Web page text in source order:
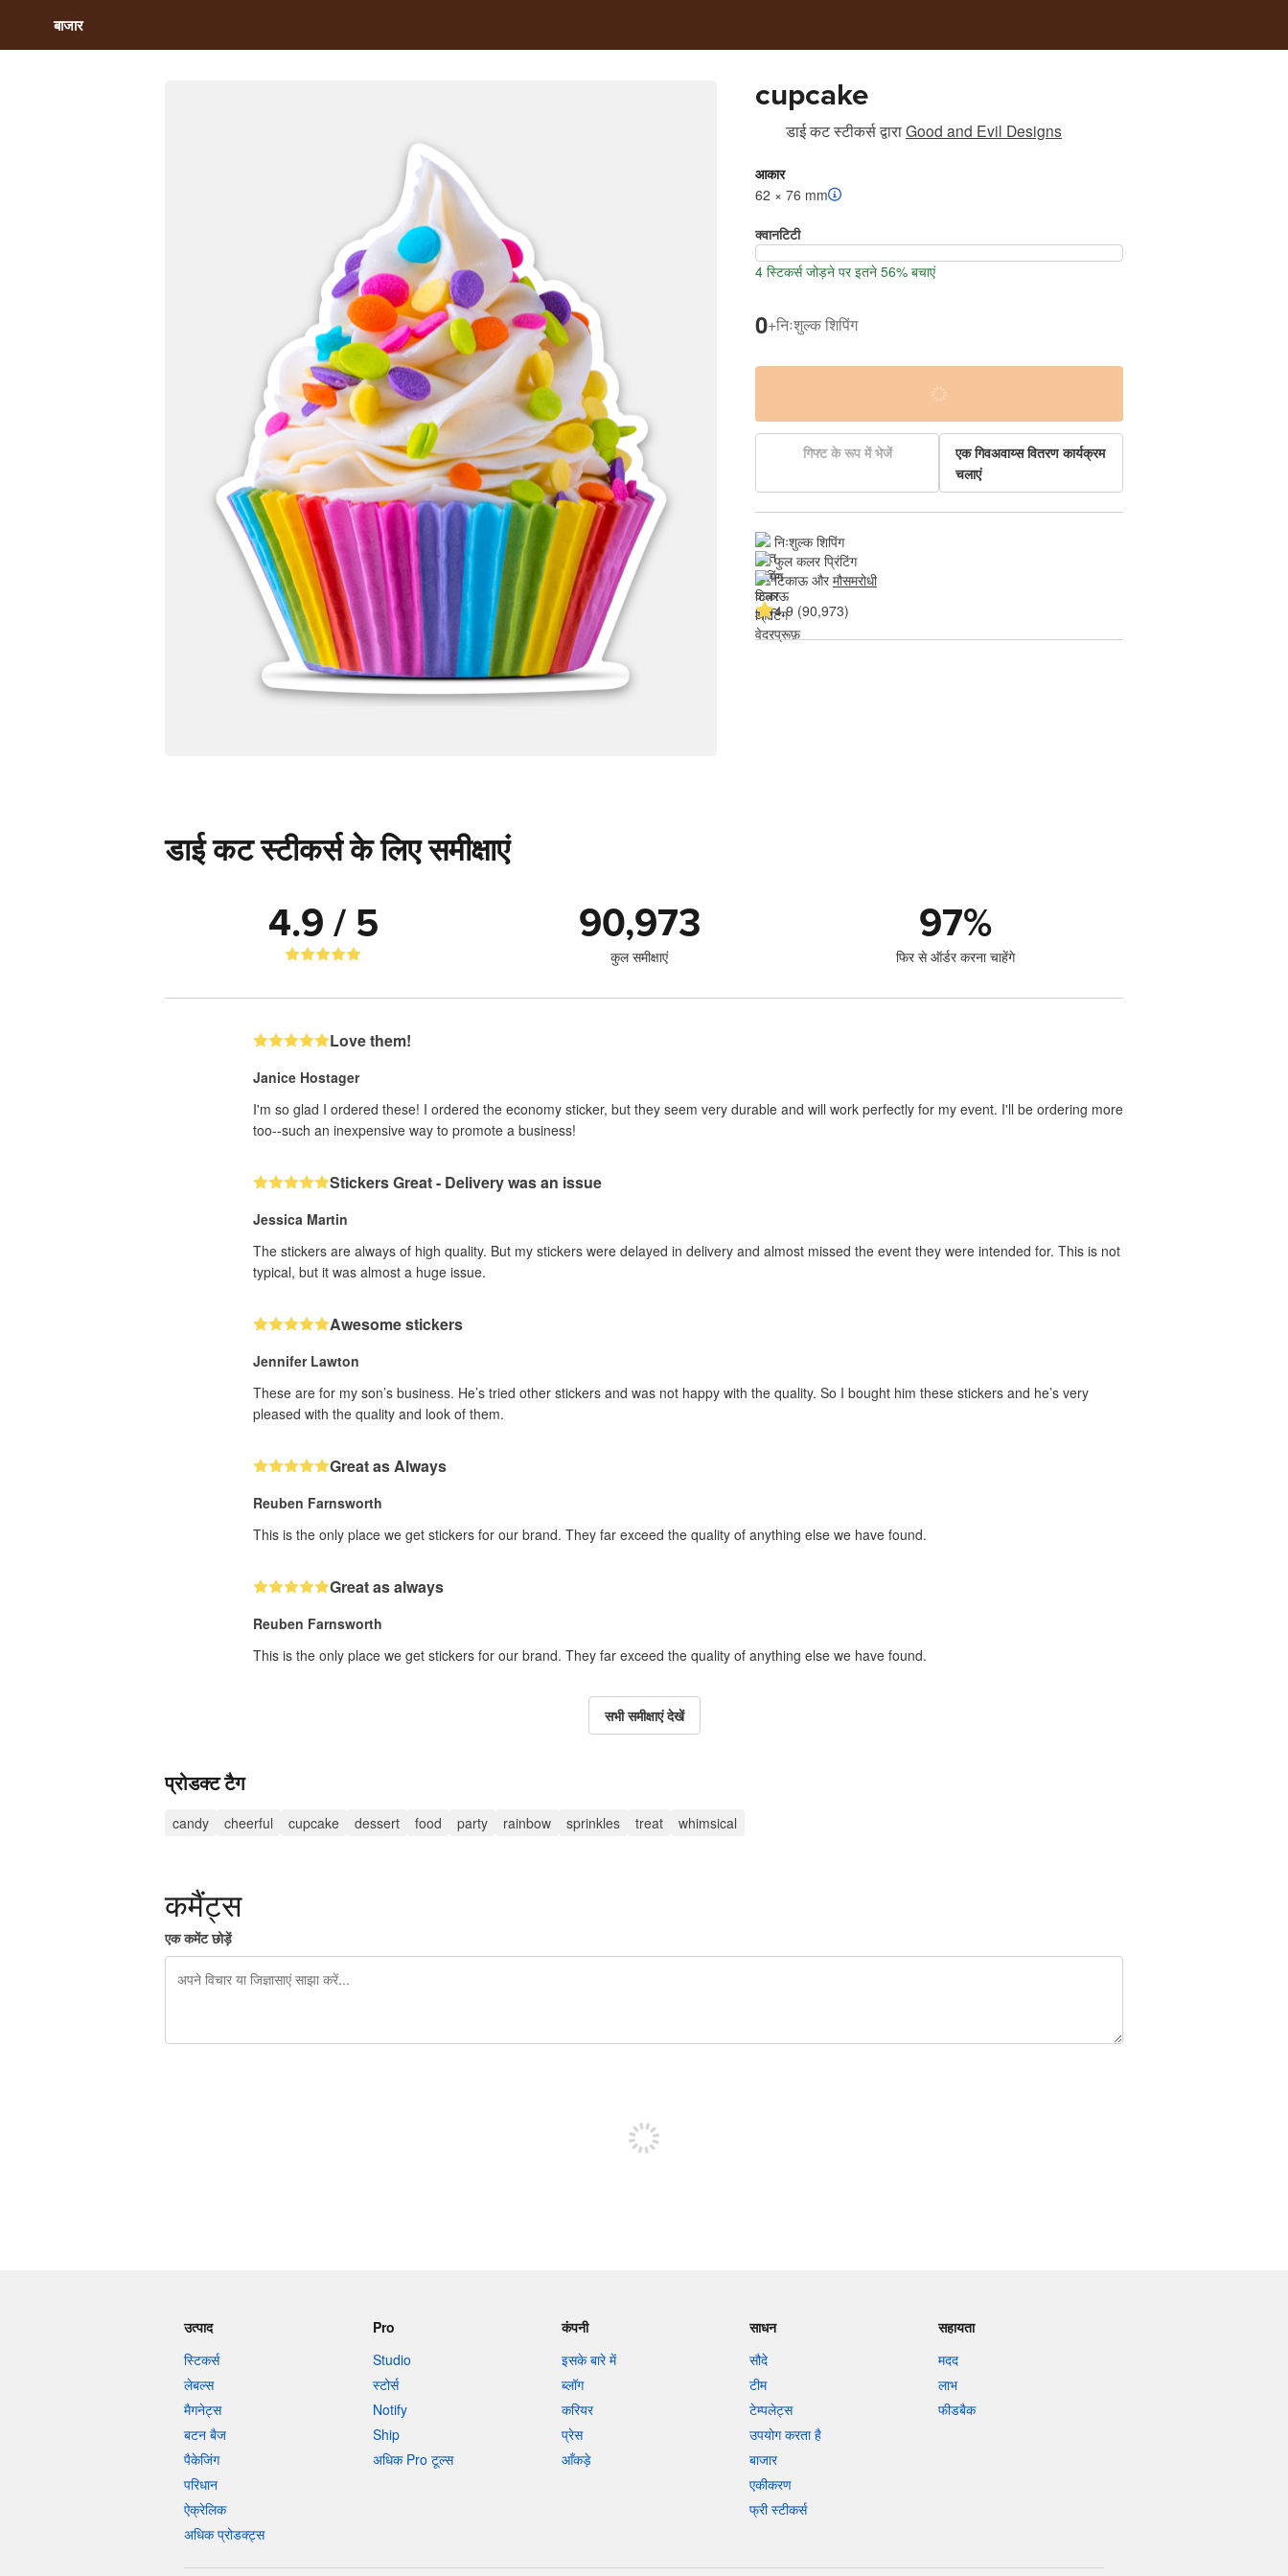
बाजार
cupcake
डाई कट स्टीकर्सद्वाराGood and Evil Designs
आकार
62 × 76 mm
क्वानटिटी
4 स्टिकर्स जोड़ने पर इतने 56% बचाएं
0+निःशुल्क शिपिंग
गिफ्ट के रूप में भेजें
एक गिवअवाय्स वितरण कार्यक्रम
चलाएं
निःशुल्क शिपिंग
फुल कलर प्रिंटिंग
टिकाऊ और मौसमरोधी
4.9 (90,973)
डाई कट स्टीकर्स के लिए समीक्षाएं
4.9 / 5 90,973
कुल समीक्षाएं
97%
फिर से ऑर्डर करना चाहेंगे
Love them!
Janice Hostager
I'm so glad I ordered these! I ordered the economy sticker, but they seem very durable and will work perfectly for my event. I'll be ordering more
too--such an inexpensive way to promote a business!
Stickers Great - Delivery was an issue
Jessica Martin
The stickers are always of high quality. But my stickers were delayed in delivery and almost missed the event they were intended for. This is not
typical, but it was almost a huge issue.
Awesome stickers
Jennifer Lawton
These are for my son’s business. He’s tried other stickers and was not happy with the quality. So I bought him these stickers and he’s very
pleased with the quality and look of them.
Great as Always
Reuben Farnsworth
This is the only place we get stickers for our brand. They far exceed the quality of anything else we have found.
Great as always
Reuben Farnsworth
This is the only place we get stickers for our brand. They far exceed the quality of anything else we have found.
सभी समीक्षाएं देखें
प्रोडक्ट टैग
candy cheerful cupcake dessert food party rainbow sprinkles treat whimsical
कमैंट्स
एक कमेंट छोड़ें
उत्पाद
स्टिकर्स
लेबल्स
मैगनेट्स
बटन बैज
पैकेजिंग
परिधान
ऐक्रेलिक
अधिक प्रोडक्ट्स
Pro
Studio
स्टोर्स
Notify
Ship
अधिक Pro टूल्स
कंपनी
इसके बारे में
ब्लॉग
करियर
प्रेस
आँकड़े
साधन
सौदे
टीम
टेम्पलेट्स
उपयोग करता है
बाजार
एकीकरण
फ्री स्टीकर्स
सहायता
मदद
लाभ
फीडबैक